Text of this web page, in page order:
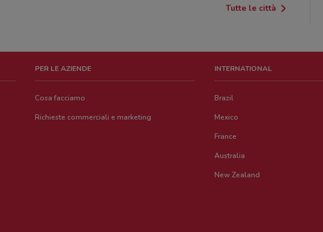
Tutte le città
PER LE AZIENDE
Cosa facciamo
Richieste commerciali e marketing
INTERNATIONAL
Brazil
Mexico
France
Australia
New Zealand